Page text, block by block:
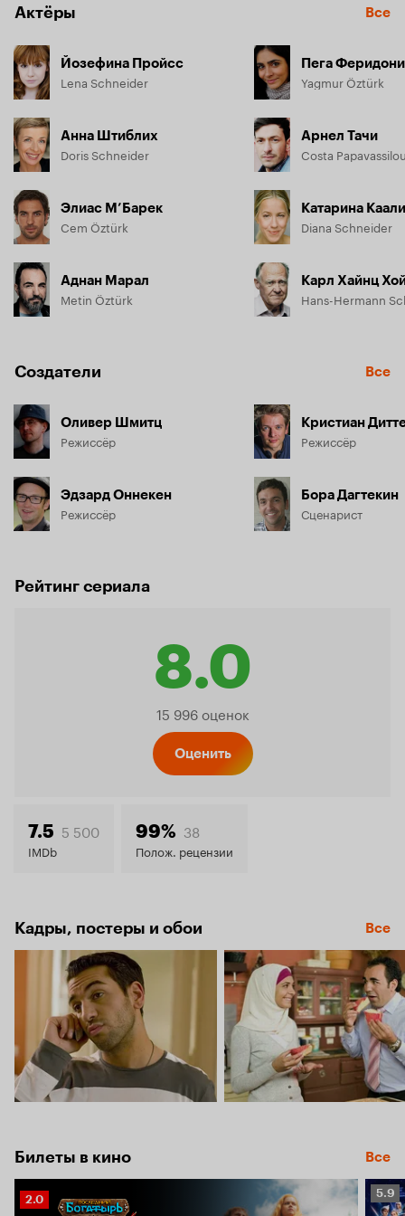
Актёры Все
Йозефина Пройсс
Lena Schneider
Анна Штиблих
Doris Schneider
Элиас М’Барек
Cem Öztürk
Аднан Марал
Metin Öztürk
Пега Феридони
Yagmur Öztürk
Арнел Тачи
Costa
Катарина Каали
Diana Schneider
Карл Хайнц
Hans-Hermann
Создатели Все
Оливер Шмитц
Режиссёр
Эдзард Оннекен
Режиссёр
Кристиан
Режиссёр
Бора Дагтекин
Сценарист
Рейтинг сериала
8.0
Рейтинг
8.0
15 996 оценок
Оценить
7.5 5 500
IMDb
99% 38
Полож. рецензии
Кадры, постеры и обои Все
Билеты в кино Все
Рейтинг
2.0 5.9